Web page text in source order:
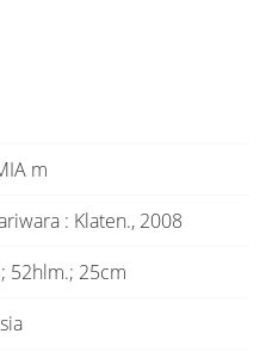
m
: Klaten., 2008
52hlm.; 25cm